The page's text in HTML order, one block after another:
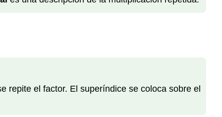
repite el factor. El superíndice se coloca sobre el